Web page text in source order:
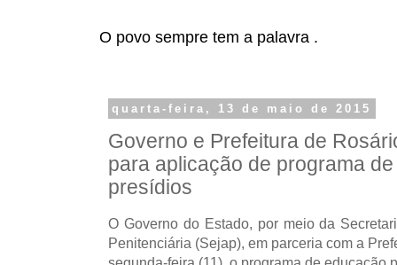
O povo sempre tem a palavra .
quarta-feira, 13 de maio de 2015
Governo e Prefeitura de
para aplicação de programa
presídios
O Governo do Estado, por meio da
Penitenciária (Sejap), em parceria com a